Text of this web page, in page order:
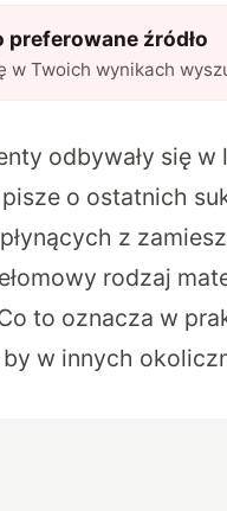
preferowane źródło
w Twoich wynikach
odbywały się
o ostatnich
z
rodzaj
to oznacza w
by w innych